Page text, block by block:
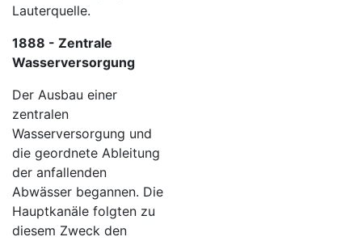
Lauterquelle.
1888 - Zentrale
Wasserversorgung
Der Ausbau einer
zentralen
Wasserversorgung und
die geordnete Ableitung
der anfallenden
Abwässer begannen. Die
Hauptkanäle folgten zu
diesem Zweck den